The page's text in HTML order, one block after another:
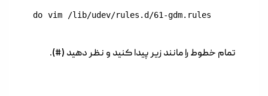
sudo vim /lib/udev/rules.d/61-gdm.rules
تمام خطوط را مانند زیر پیدا کنید و نظر دهید (#).